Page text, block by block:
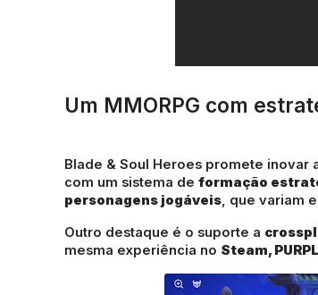
Um MMORPG com
Blade & Soul Heroes promete inovar
com um sistema de formação
personagens jogáveis, que variam
Outro destaque é o suporte a
mesma experiência no Steam,